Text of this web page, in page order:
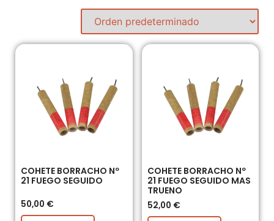
COHETE BORRACHO Nº
21 FUEGO SEGUIDO
50,00 €
COHETE BORRACHO Nº
21 FUEGO SEGUIDO MAS
TRUENO
52,00 €